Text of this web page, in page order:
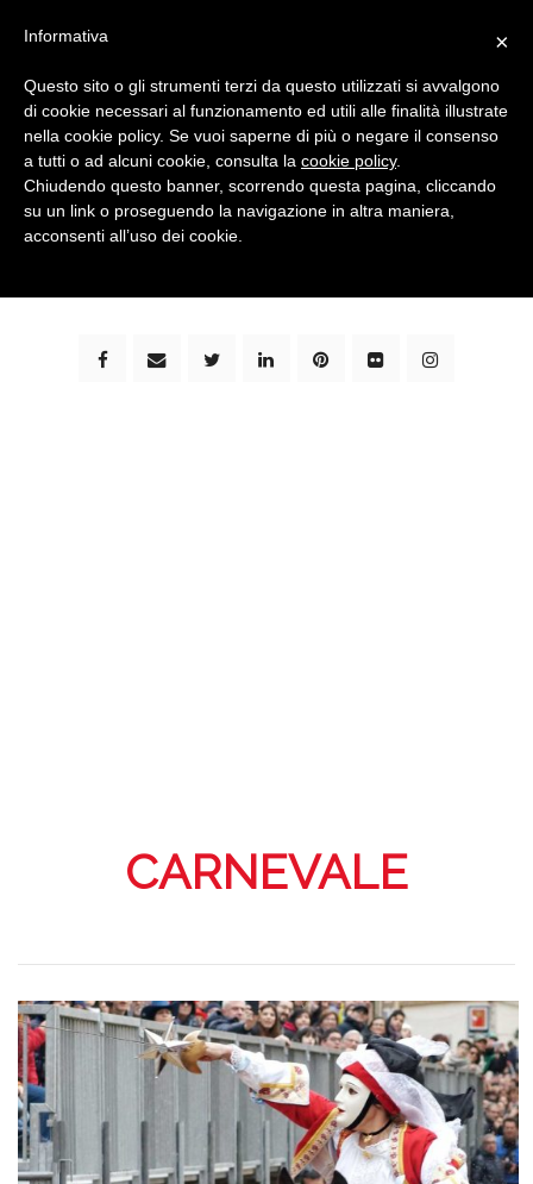
bimbi e viaggi - family travel blog: community #1 in
CARNEVALE
×
Informativa
Questo sito o gli strumenti terzi da questo utilizzati si avvalgono
di cookie necessari al funzionamento ed utili alle finalità illustrate
nella cookie policy. Se vuoi saperne di più o negare il consenso
a tutti o ad alcuni cookie, consulta la cookie policy.
Chiudendo questo banner, scorrendo questa pagina, cliccando
su un link o proseguendo la navigazione in altra maniera,
acconsenti all’uso dei cookie.